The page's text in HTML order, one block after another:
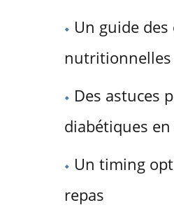
Un guide
nutritionnelles
Des astuces
diabétiques en
Un timing
repas